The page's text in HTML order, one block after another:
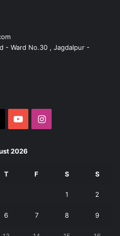
- Ward No.30 , Jagdalpur -
YouTubeInstagram
2026
T F S S
1 2
6 7 8 9